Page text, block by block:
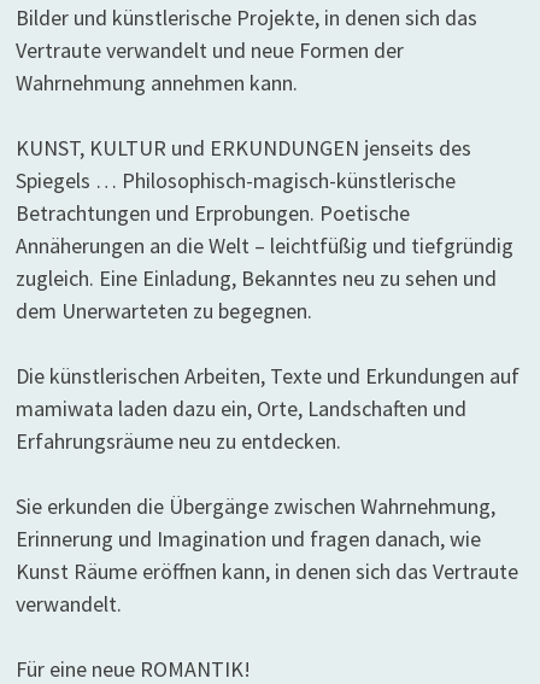
Bilder und künstlerische Projekte, in denen sich das
Vertraute verwandelt und neue Formen der
Wahrnehmung annehmen kann.
KUNST, KULTUR und ERKUNDUNGEN jenseits des
Spiegels … Philosophisch-magisch-künstlerische
Betrachtungen und Erprobungen. Poetische
Annäherungen an die Welt – leichtfüßig und tiefgründig
zugleich. Eine Einladung, Bekanntes neu zu sehen und
dem Unerwarteten zu begegnen.
Die künstlerischen Arbeiten, Texte und Erkundungen auf
mamiwata laden dazu ein, Orte, Landschaften und
Erfahrungsräume neu zu entdecken.
Sie erkunden die Übergänge zwischen Wahrnehmung,
Erinnerung und Imagination und fragen danach, wie
Kunst Räume eröffnen kann, in denen sich das Vertraute
verwandelt.
Für eine neue ROMANTIK!